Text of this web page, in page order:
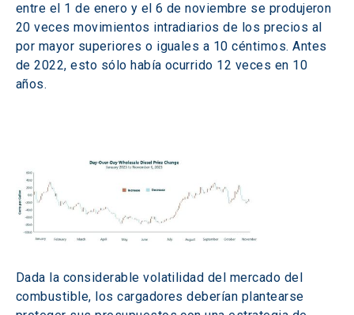
entre el 1 de enero y el 6 de noviembre se produjeron
20 veces movimientos intradiarios de los precios al
por mayor superiores o iguales a 10 céntimos. Antes
de 2022, esto sólo había ocurrido 12 veces en 10
años.
Dada la considerable volatilidad del mercado del
combustible, los cargadores deberían plantearse